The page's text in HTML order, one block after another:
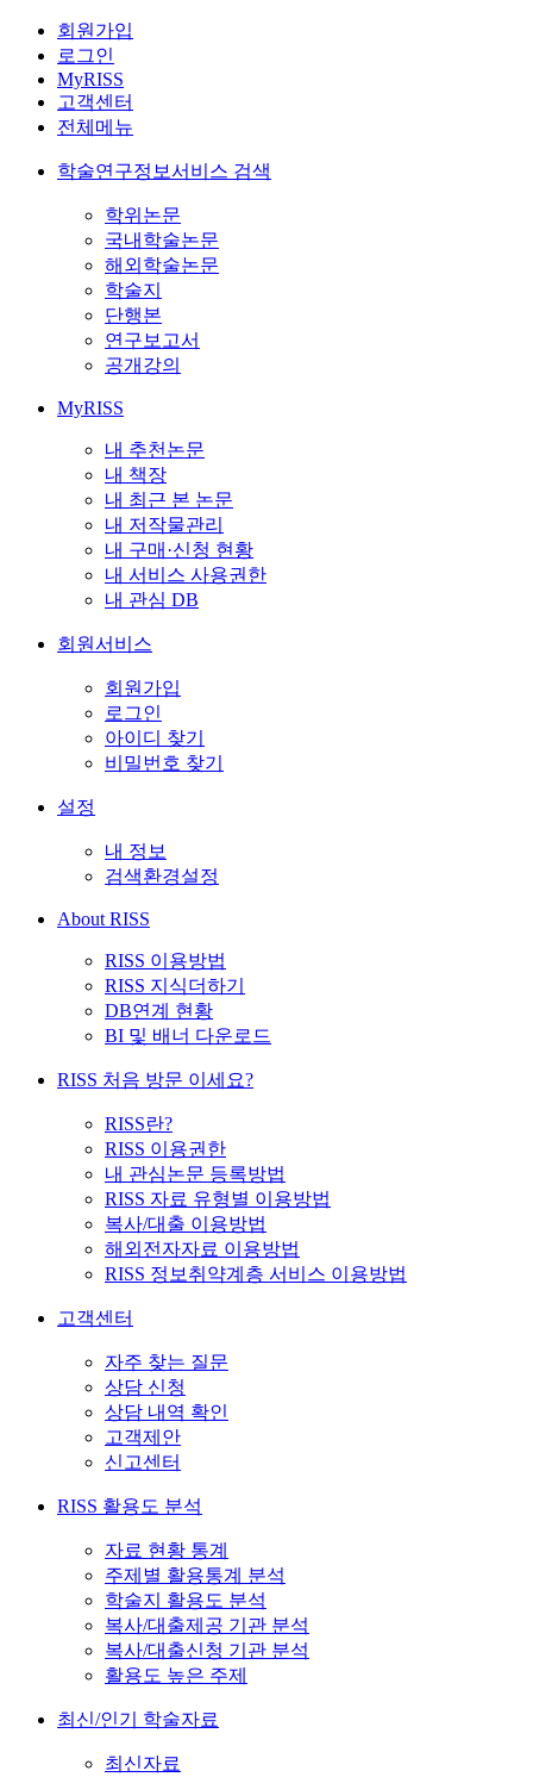
회원가입
로그인
MyRISS
고객센터
전체메뉴
학술연구정보서비스 검색
학위논문
국내학술논문
해외학술논문
학술지
단행본
연구보고서
공개강의
MyRISS
내 추천논문
내 책장
내 최근 본 논문
내 저작물관리
내 구매·신청 현황
내 서비스 사용권한
내 관심 DB
회원서비스
회원가입
로그인
아이디 찾기
비밀번호 찾기
설정
내 정보
검색환경설정
About RISS
RISS 이용방법
RISS 지식더하기
DB연계 현황
BI 및 배너 다운로드
RISS 처음 방문 이세요?
RISS란?
RISS 이용권한
내 관심논문 등록방법
RISS 자료 유형별 이용방법
복사/대출 이용방법
해외전자자료 이용방법
RISS 정보취약계층 서비스 이용방법
고객센터
자주 찾는 질문
상담 신청
상담 내역 확인
고객제안
신고센터
RISS 활용도 분석
자료 현황 통계
주제별 활용통계 분석
학술지 활용도 분석
복사/대출제공 기관 분석
복사/대출신청 기관 분석
활용도 높은 주제
최신/인기 학술자료
최신자료